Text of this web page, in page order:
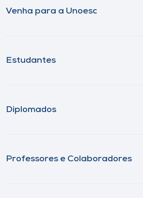
Venha para a Unoesc
Estudantes
Diplomados
Professores e Colaboradores